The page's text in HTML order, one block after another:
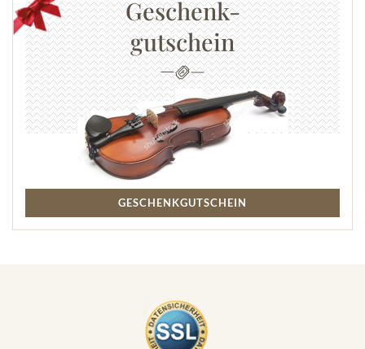
Geschenk-
gutschein
GESCHENKGUTSCHEIN